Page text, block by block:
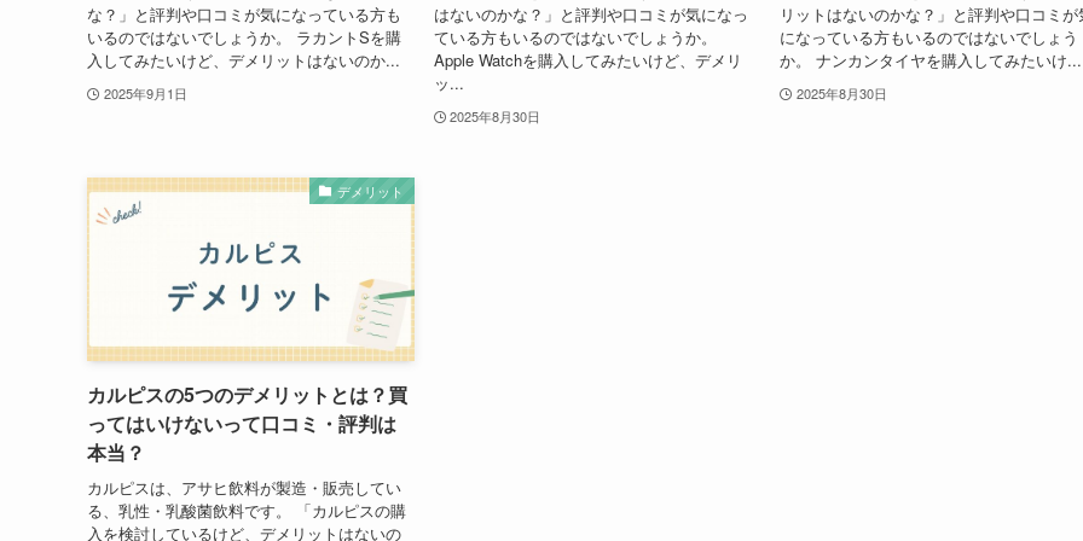
な？」と評判や口コミが気になっている方も
いるのではないでしょうか。 ラカントSを購
入してみたいけど、デメリットはないのか...
2025年9月1日
はないのかな？」と評判や口コミが気になっ
ている方もいるのではないでしょうか。
Apple Watchを購入してみたいけど、デメリ
ッ...
2025年8月30日
リットはないのかな？」と評判や口コミが
になっている方もいるのではないでしょう
か。 ナンカンタイヤを購入してみたいけ...
2025年8月30日
デメリット
カルピスの5つのデメリットとは？買
ってはいけないって口コミ・評判は
本当？
カルピスは、アサヒ飲料が製造・販売してい
る、乳性・乳酸菌飲料です。 「カルピスの購
入を検討しているけど、デメリットはないの